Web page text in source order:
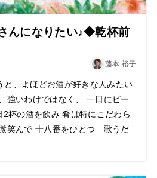
んになりたい♪◆乾杯前
藤本 裕子
と、よほどお酒が好きな人みたい
強いわけではなく、 一日にビー
杯の酒を飲み 肴は特にこだわら
笑んで 十八番をひとつ 歌うだ